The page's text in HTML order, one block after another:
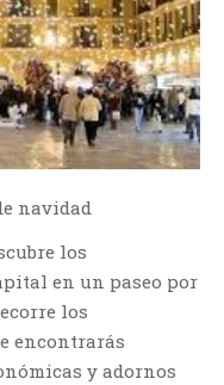
navidad
los
en un paseo por
los
encontrarás
y adornos